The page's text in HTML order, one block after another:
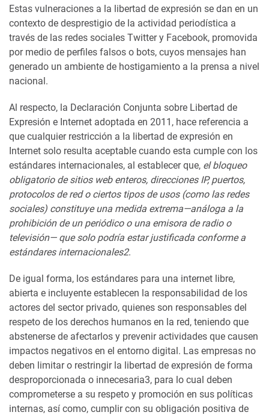
Estas vulneraciones a la libertad de expresión se dan en un
contexto de desprestigio de la actividad periodística a
través de las redes sociales Twitter y Facebook, promovida
por medio de perfiles falsos o bots, cuyos mensajes han
generado un ambiente de hostigamiento a la prensa a nivel
nacional.
Al respecto, la Declaración Conjunta sobre Libertad de
Expresión e Internet adoptada en 2011, hace referencia a
que cualquier restricción a la libertad de expresión en
Internet solo resulta aceptable cuando esta cumple con los
estándares internacionales, al establecer que, el bloqueo
obligatorio de sitios web enteros, direcciones IP, puertos,
protocolos de red o ciertos tipos de usos (como las redes
sociales) constituye una medida extrema—análoga a la
prohibición de un periódico o una emisora de radio o
televisión— que solo podría estar justificada conforme a
estándares internacionales2.
De igual forma, los estándares para una internet libre,
abierta e incluyente establecen la responsabilidad de los
actores del sector privado, quienes son responsables del
respeto de los derechos humanos en la red, teniendo que
abstenerse de afectarlos y prevenir actividades que causen
impactos negativos en el entorno digital. Las empresas no
deben limitar o restringir la libertad de expresión de forma
desproporcionada o innecesaria3, para lo cual deben
comprometerse a su respeto y promoción en sus políticas
internas, así como, cumplir con su obligación positiva de